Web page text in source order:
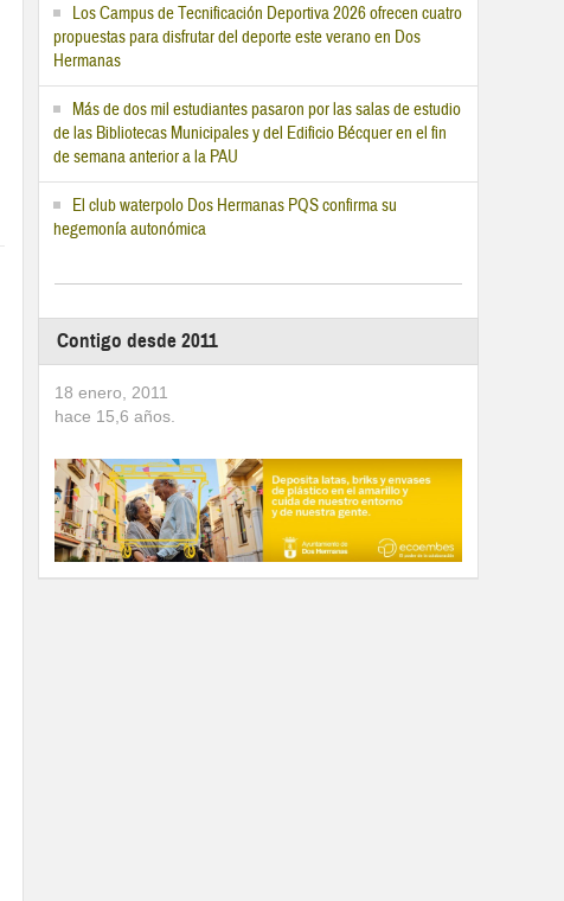
Los Campus de Tecnificación Deportiva 2026 ofrecen cuatro
propuestas para disfrutar del deporte este verano en Dos
Hermanas
Más de dos mil estudiantes pasaron por las salas de estudio
de las Bibliotecas Municipales y del Edificio Bécquer en el fin
de semana anterior a la PAU
El club waterpolo Dos Hermanas PQS confirma su
hegemonía autonómica
Contigo desde 2011
18 enero, 2011
hace 15,6 años.